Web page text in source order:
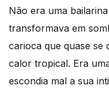
Não era uma
transformava em
carioca que quase se
calor tropical. Era
escondia mal a sua